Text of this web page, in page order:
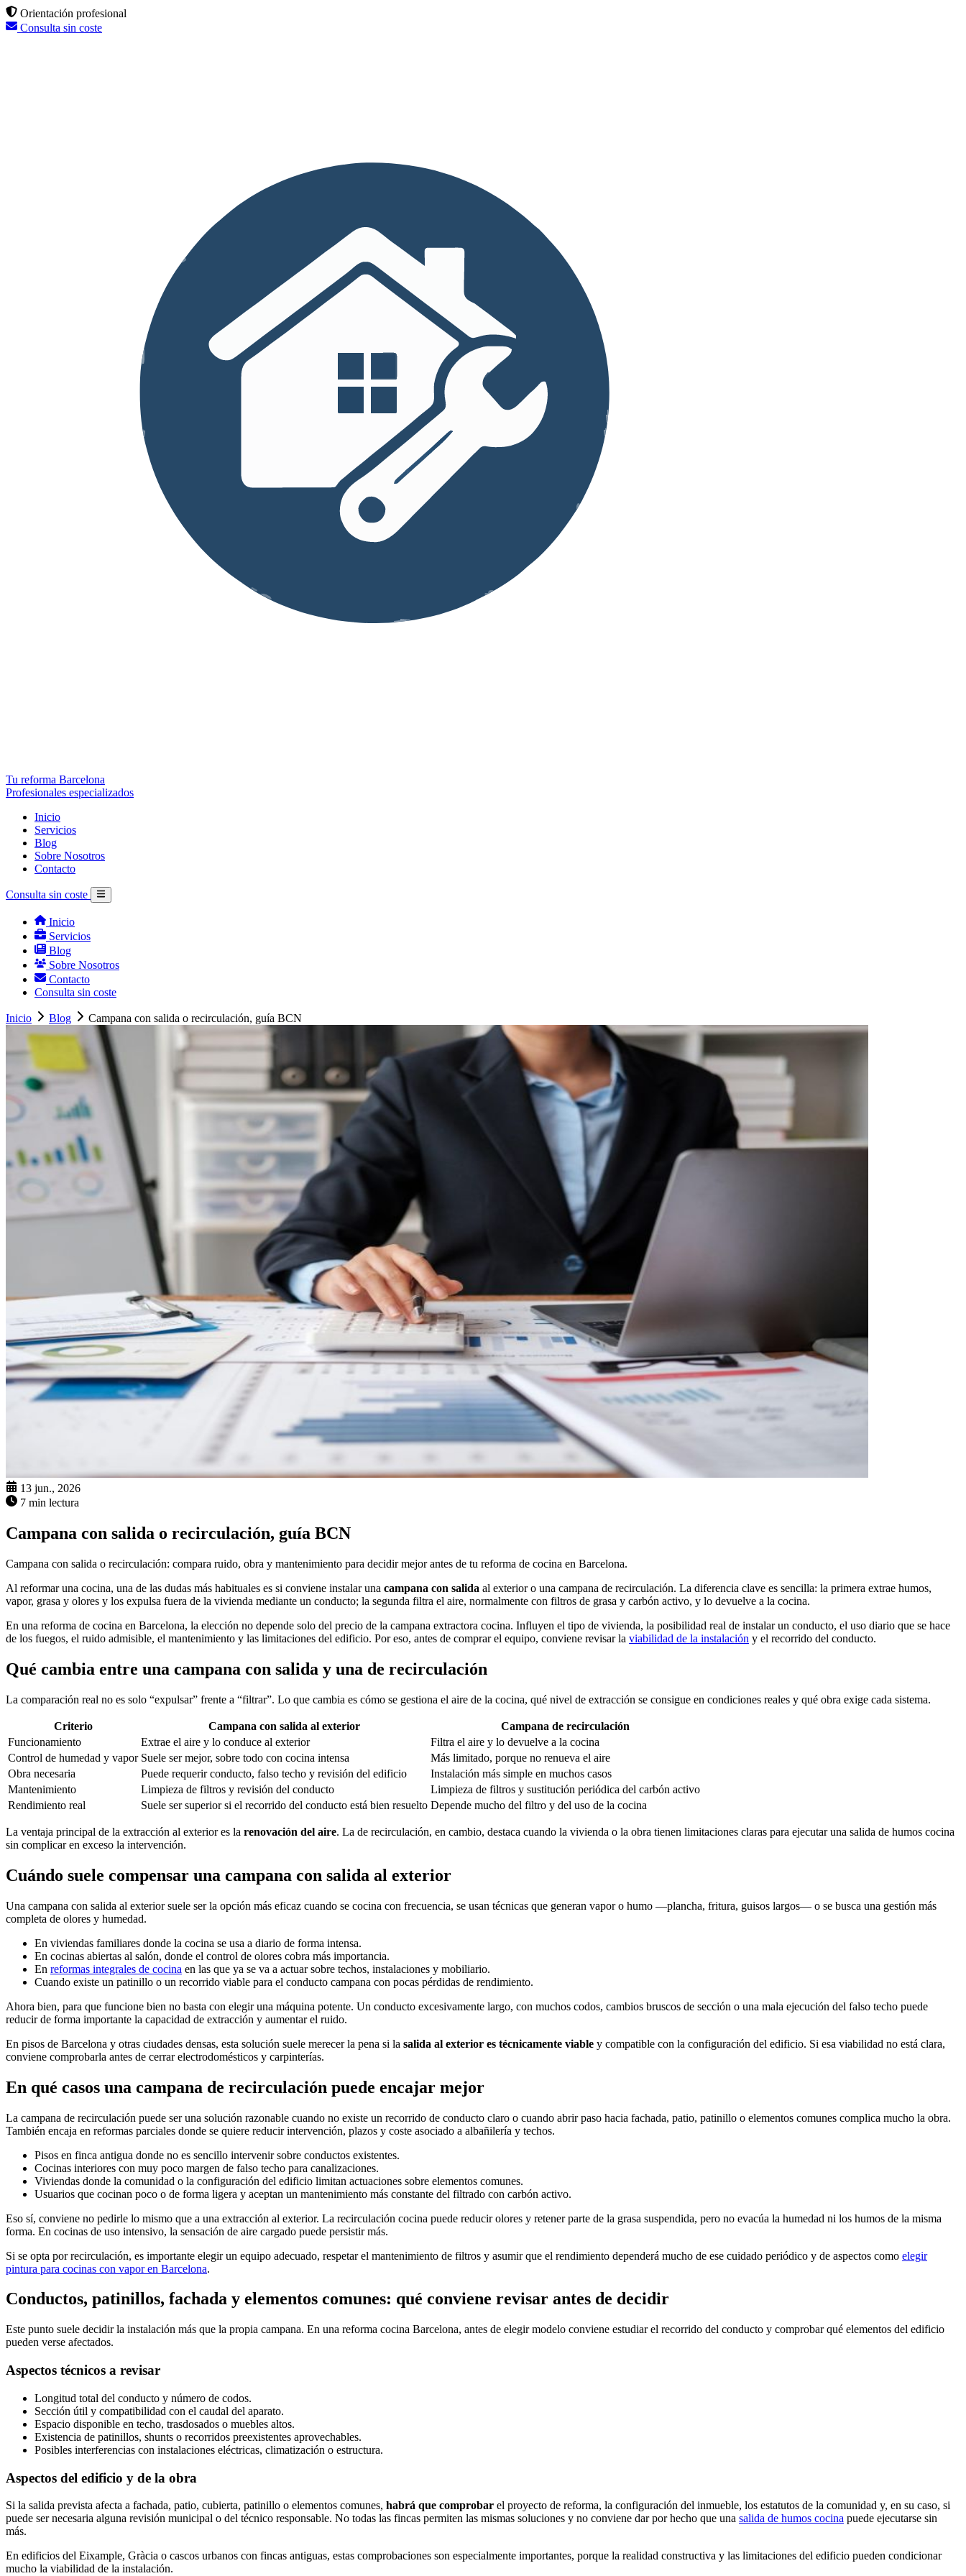
Orientación profesional
Consulta sin coste
Tu reforma Barcelona
Profesionales especializados
Inicio
Servicios
Blog
Sobre Nosotros
Contacto
Consulta sin coste
Inicio
Servicios
Blog
Sobre Nosotros
Contacto
Consulta sin coste
Inicio Blog Campana con salida o recirculación, guía BCN
13 jun., 2026
7 min lectura
Campana con salida o recirculación, guía BCN
Campana con salida o recirculación: compara ruido, obra y mantenimiento para decidir mejor antes de tu reforma de cocina en Barcelona.
Al reformar una cocina, una de las dudas más habituales es si conviene instalar una campana con salida al exterior o una campana de recirculación. La diferencia clave es sencilla: la primera extrae humos,
vapor, grasa y olores y los expulsa fuera de la vivienda mediante un conducto; la segunda filtra el aire, normalmente con filtros de grasa y carbón activo, y lo devuelve a la cocina.
En una reforma de cocina en Barcelona, la elección no depende solo del precio de la campana extractora cocina. Influyen el tipo de vivienda, la posibilidad real de instalar un conducto, el uso diario que se hace
de los fuegos, el ruido admisible, el mantenimiento y las limitaciones del edificio. Por eso, antes de comprar el equipo, conviene revisar la viabilidad de la instalación y el recorrido del conducto.
Qué cambia entre una campana con salida y una de recirculación
La comparación real no es solo “expulsar” frente a “filtrar”. Lo que cambia es cómo se gestiona el aire de la cocina, qué nivel de extracción se consigue en condiciones reales y qué obra exige cada sistema.
Criterio Campana con salida al exterior
Campana de recirculación
Funcionamiento
Extrae el aire y lo conduce al exterior
Filtra el aire y lo devuelve a la cocina
Control de humedad y vapor Suele ser mejor, sobre todo con cocina intensa
Más limitado, porque no renueva el aire
Obra necesaria
Puede requerir conducto, falso techo y revisión del edificio
Instalación más simple en muchos casos
Mantenimiento
Limpieza de filtros y revisión del conducto
Limpieza de filtros y sustitución periódica del carbón activo
Rendimiento real
Suele ser superior si el recorrido del conducto está bien resuelto Depende mucho del filtro y del uso de la cocina
La ventaja principal de la extracción al exterior es la renovación del aire. La de recirculación, en cambio, destaca cuando la vivienda o la obra tienen limitaciones claras para ejecutar una salida de humos cocina
sin complicar en exceso la intervención.
Cuándo suele compensar una campana con salida al exterior
Una campana con salida al exterior suele ser la opción más eficaz cuando se cocina con frecuencia, se usan técnicas que generan vapor o humo —plancha, fritura, guisos largos— o se busca una gestión más
completa de olores y humedad.
En viviendas familiares donde la cocina se usa a diario de forma intensa.
En cocinas abiertas al salón, donde el control de olores cobra más importancia.
En reformas integrales de cocina en las que ya se va a actuar sobre techos, instalaciones y mobiliario.
Cuando existe un patinillo o un recorrido viable para el conducto campana con pocas pérdidas de rendimiento.
Ahora bien, para que funcione bien no basta con elegir una máquina potente. Un conducto excesivamente largo, con muchos codos, cambios bruscos de sección o una mala ejecución del falso techo puede
reducir de forma importante la capacidad de extracción y aumentar el ruido.
En pisos de Barcelona y otras ciudades densas, esta solución suele merecer la pena si la salida al exterior es técnicamente viable y compatible con la configuración del edificio. Si esa viabilidad no está clara,
conviene comprobarla antes de cerrar electrodomésticos y carpinterías.
En qué casos una campana de recirculación puede encajar mejor
La campana de recirculación puede ser una solución razonable cuando no existe un recorrido de conducto claro o cuando abrir paso hacia fachada, patio, patinillo o elementos comunes complica mucho la obra.
También encaja en reformas parciales donde se quiere reducir intervención, plazos y coste asociado a albañilería y techos.
Pisos en finca antigua donde no es sencillo intervenir sobre conductos existentes.
Cocinas interiores con muy poco margen de falso techo para canalizaciones.
Viviendas donde la comunidad o la configuración del edificio limitan actuaciones sobre elementos comunes.
Usuarios que cocinan poco o de forma ligera y aceptan un mantenimiento más constante del filtrado con carbón activo.
Eso sí, conviene no pedirle lo mismo que a una extracción al exterior. La recirculación cocina puede reducir olores y retener parte de la grasa suspendida, pero no evacúa la humedad ni los humos de la misma
forma. En cocinas de uso intensivo, la sensación de aire cargado puede persistir más.
Si se opta por recirculación, es importante elegir un equipo adecuado, respetar el mantenimiento de filtros y asumir que el rendimiento dependerá mucho de ese cuidado periódico y de aspectos como elegir
pintura para cocinas con vapor en Barcelona.
Conductos, patinillos, fachada y elementos comunes: qué conviene revisar antes de decidir
Este punto suele decidir la instalación más que la propia campana. En una reforma cocina Barcelona, antes de elegir modelo conviene estudiar el recorrido del conducto y comprobar qué elementos del edificio
pueden verse afectados.
Aspectos técnicos a revisar
Longitud total del conducto y número de codos.
Sección útil y compatibilidad con el caudal del aparato.
Espacio disponible en techo, trasdosados o muebles altos.
Existencia de patinillos, shunts o recorridos preexistentes aprovechables.
Posibles interferencias con instalaciones eléctricas, climatización o estructura.
Aspectos del edificio y de la obra
Si la salida prevista afecta a fachada, patio, cubierta, patinillo o elementos comunes, habrá que comprobar el proyecto de reforma, la configuración del inmueble, los estatutos de la comunidad y, en su caso, si
puede ser necesaria alguna revisión municipal o del técnico responsable. No todas las fincas permiten las mismas soluciones y no conviene dar por hecho que una salida de humos cocina puede ejecutarse sin
más.
En edificios del Eixample, Gràcia o cascos urbanos con fincas antiguas, estas comprobaciones son especialmente importantes, porque la realidad constructiva y las limitaciones del edificio pueden condicionar
mucho la viabilidad de la instalación.